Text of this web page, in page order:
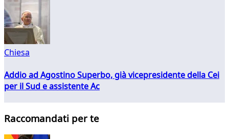
Chiesa
Addio ad Agostino Superbo, già vicepresidente della Cei
per il Sud e assistente Ac
Raccomandati per te